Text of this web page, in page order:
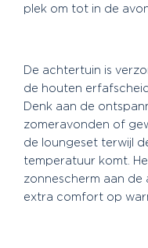
plek om tot in de
De achtertuin is
de houten
Denk aan de
zomeravonden of
de loungeset terwijl
temperatuur komt.
zonnescherm aan
extra comfort op